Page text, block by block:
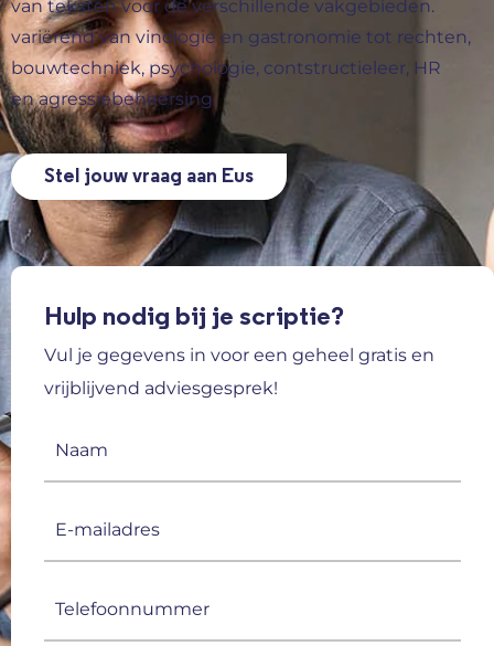
van teksten voor de verschillende vakgebieden.
variërend van vinologie en gastronomie tot rechten,
bouwtechniek, psychologie, contstructieleer, HR
en agressiebeheersing.
Stel jouw vraag aan Eus
Hulp nodig bij je scriptie?
Vul je gegevens in voor een geheel gratis en
vrijblijvend adviesgesprek!